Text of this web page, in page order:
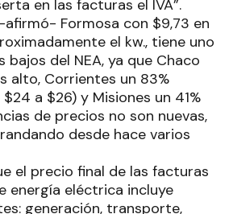
en las facturas el IVA”.
Formosa con $9,73 en
el kw., tiene uno
bajos del NEA, ya que Chaco
alto, Corrientes un 83%
a $26) y Misiones un 41%
de precios no son nuevas,
desde hace varios
el precio final de las facturas
energía eléctrica incluye
generación, transporte,